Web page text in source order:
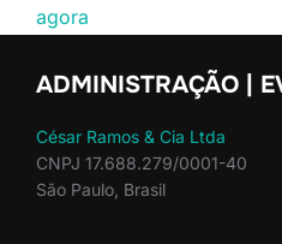
agora
ADMINISTRAÇÃO |
César Ramos & Cia Ltda
CNPJ 17.688.279/0001-40
São Paulo, Brasil